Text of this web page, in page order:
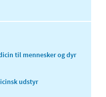
til mennesker og dyr
udstyr